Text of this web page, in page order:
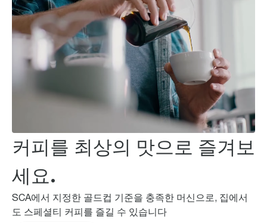
커피를 최상의 맛으로 즐겨보
세요.
SCA에서 지정한 골드컵 기준을 충족한 머신으로, 집에서
도 스페셜티 커피를 즐길 수 있습니다